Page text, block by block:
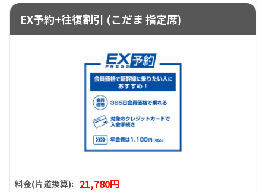
EX予約+往復割引 (こだま 指定席)
料金(片道換算): 21,780円